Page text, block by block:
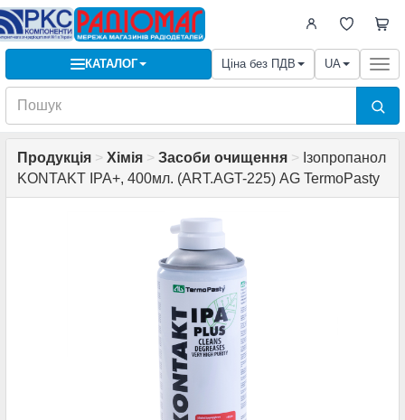
КАТАЛОГ Ціна без ПДВ UA
Продукція > Хімія > Засоби очищення > Ізопропанол
KONTAKT IPA+, 400мл. (ART.AGT-225) AG TermoPasty